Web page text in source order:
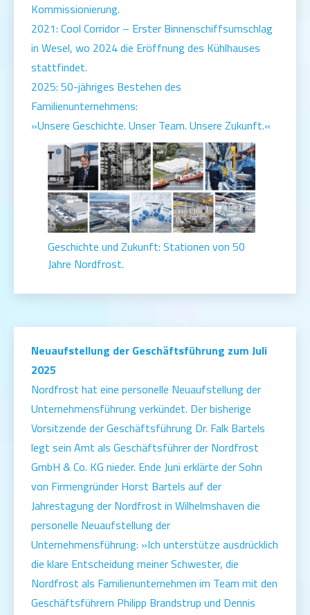
Kommissionierung.
2021: Cool Corridor – Erster Binnenschiffsumschlag
in Wesel, wo 2024 die Eröffnung des Kühlhauses
stattfindet.
2025: 50-jähriges Bestehen des
Familienunternehmens:
»Unsere Geschichte. Unser Team. Unsere Zukunft.«
Geschichte und Zukunft: Stationen von 50
Jahre Nordfrost.
Neuaufstellung der Geschäftsführung zum Juli
2025
Nordfrost hat eine personelle Neuaufstellung der
Unternehmensführung verkündet. Der bisherige
Vorsitzende der Geschäftsführung Dr. Falk Bartels
legt sein Amt als Geschäftsführer der Nordfrost
GmbH & Co. KG nieder. Ende Juni erklärte der Sohn
von Firmengründer Horst Bartels auf der
Jahrestagung der Nordfrost in Wilhelmshaven die
personelle Neuaufstellung der
Unternehmensführung: »Ich unterstütze ausdrücklich
die klare Entscheidung meiner Schwester, die
Nordfrost als Familienunternehmen im Team mit den
Geschäftsführern Philipp Brandstrup und Dennis